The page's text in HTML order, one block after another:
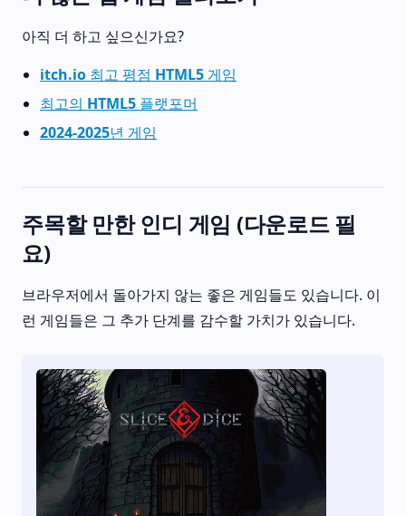
아직 더 하고 싶으신가요?
itch.io 최고 평점 HTML5 게임
최고의 HTML5 플랫포머
2024-2025년 게임
주목할 만한 인디 게임 (다운로드 필
요)
브라우저에서 돌아가지 않는 좋은 게임들도 있습니다. 이
런 게임들은 그 추가 단계를 감수할 가치가 있습니다.